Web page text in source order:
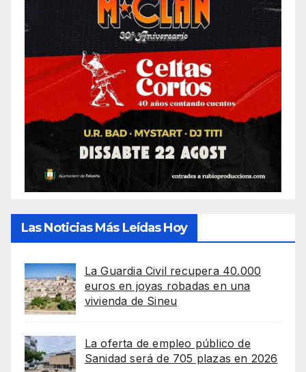
Las Noticias Más Leídas Hoy
La Guardia Civil recupera 40.000
euros en joyas robadas en una
vivienda de Sineu
La oferta de empleo público de
Sanidad será de 705 plazas en 2026